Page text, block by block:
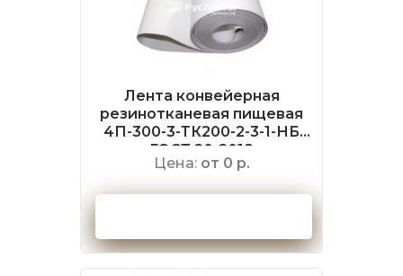
Лента конвейерная
резинотканевая пищевая
4П-300-3-ТК200-2-3-1-НБ
ГОСТ 20-2018
Цена: от 0 р.